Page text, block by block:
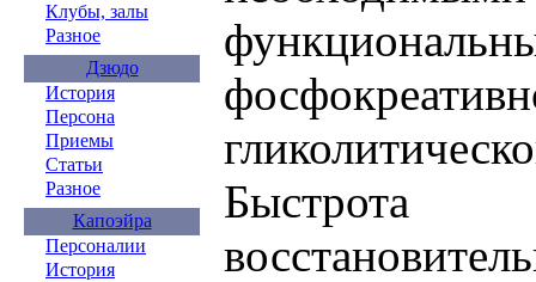
Клубы, залы
Разное
Дзюдо
История
Персона
Приемы
Статьи
Разное
Капоэйра
Персоналии
История